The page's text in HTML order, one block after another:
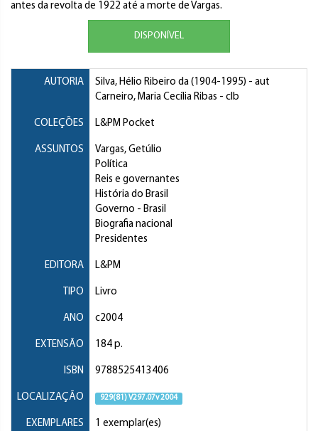
antes da revolta de 1922 até a morte de Vargas.
DISPONÍVEL
AUTORIA Silva, Hélio Ribeiro da (1904-1995) - aut
Carneiro, Maria Cecília Ribas - clb
COLEÇÕES L&PM Pocket
ASSUNTOS
Vargas, Getúlio
Política
Reis e governantes
História do Brasil
Governo - Brasil
Biografia nacional
Presidentes
EDITORA L&PM
TIPO Livro
ANO c2004
EXTENSÃO 184 p.
ISBN 9788525413406
LOCALIZAÇÃO 929(81) V297.07v 2004
EXEMPLARES 1 exemplar(es)